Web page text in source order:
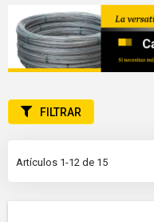
Artículos 1-12 de 15
FILTRAR